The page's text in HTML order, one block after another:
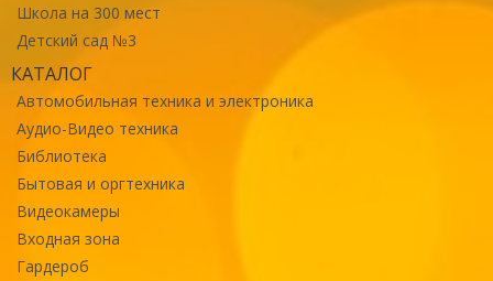
Школа на 300 мест
Детский сад №3
КАТАЛОГ
Автомобильная техника и электроника
Аудио-Видео техника
Библиотека
Бытовая и оргтехника
Видеокамеры
Входная зона
Гардероб